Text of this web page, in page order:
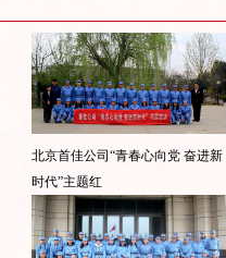
北京首佳公司“青春心向党 奋进新
时代”主题红